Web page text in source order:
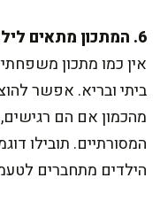
6. המתכון מתאים לילדים?
אין כמו מתכון
ביתי ובריא. אפשר
מהכמון אם הם
המסורתיים. תובילו
הילדים מתחברים